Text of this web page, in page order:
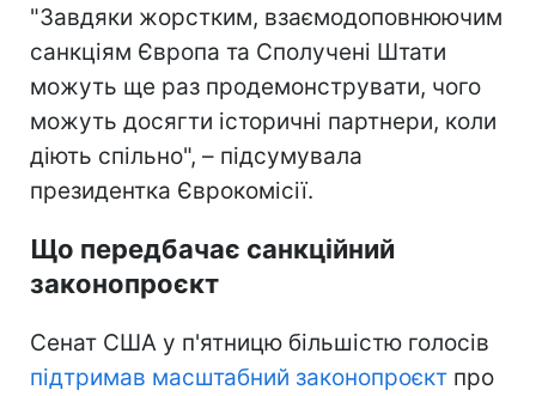
"Завдяки жорстким, взаємодоповнюючим
санкціям Європа та Сполучені Штати
можуть ще раз продемонструвати, чого
можуть досягти історичні партнери, коли
діють спільно", – підсумувала
президентка Єврокомісії.
Що передбачає санкційний
законопроєкт
Сенат США у п'ятницю більшістю голосів
підтримав масштабний законопроєкт про